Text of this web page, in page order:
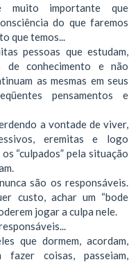
muito importante que
do que faremos
que temos...
pessoas que estudam,
de conhecimento e não
as mesmas em seus
pensamentos e
a vontade de viver,
eremitas e logo
“culpados” pela situação
são os responsáveis.
custo, achar um “bode
jogar a culpa nele.
que dormem, acordam,
fazer coisas, passeiam,